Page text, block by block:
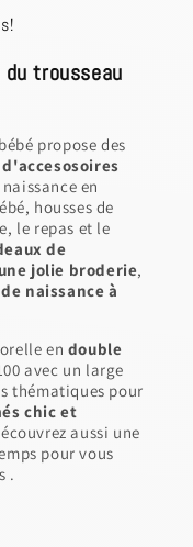
trousseau
propose des
naissance en
housses de
le repas et le
de
jolie broderie,
naissance à
en double
avec un large
thématiques pour
chic et
aussi une
pour vous
.